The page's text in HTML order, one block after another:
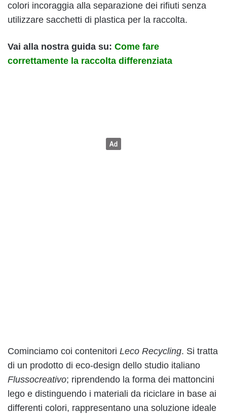
colori incoraggia alla separazione dei rifiuti senza
utilizzare sacchetti di plastica per la raccolta.
Vai alla nostra guida su: Come fare
correttamente la raccolta differenziata
Cominciamo coi contenitori Leco Recycling. Si tratta
di un prodotto di eco-design dello studio italiano
Flussocreativo; riprendendo la forma dei mattoncini
lego e distinguendo i materiali da riciclare in base ai
differenti colori, rappresentano una soluzione ideale